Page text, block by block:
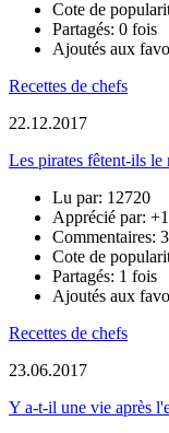
Cote de
Partagés: 0 fois
Ajoutés aux
Recettes de chefs
22.12.2017
Les pirates fêtent-ils le
Lu par: 12720
Apprécié par:
Commentaires: 3
Cote de
Partagés: 1 fois
Ajoutés aux
Recettes de chefs
23.06.2017
Y a-t-il une vie après